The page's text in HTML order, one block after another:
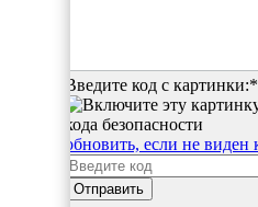
Введите код с картинки:*
обновить, если не виден
Отправить